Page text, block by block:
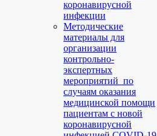
коронавирусной
инфекции
Методические
материалы для
организации
контрольно-
экспертных
мероприятий по
случаям оказания
медицинской помощи
пациентам с новой
коронавирусной